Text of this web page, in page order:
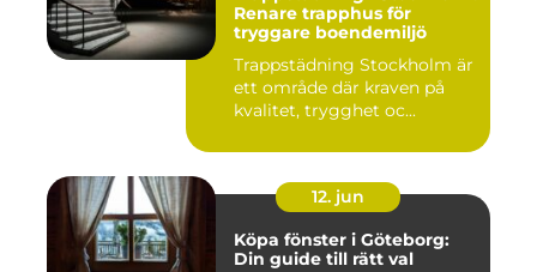
Renare trapphus för
tryggare boendemiljö
Trappstädning Stockholm är
ett område där kraven på
kvalitet, trygghet oc...
12. jun
Köpa fönster i Göteborg:
Din guide till rätt val